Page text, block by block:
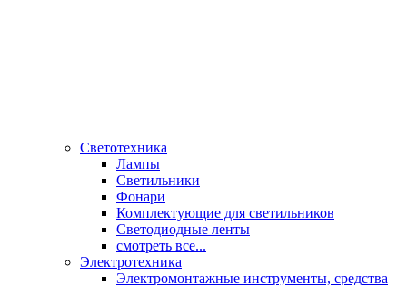
Светотехника
Лампы
Светильники
Фонари
Комплектующие для светильников
Светодиодные ленты
смотреть все...
Электротехника
Электромонтажные инструменты, средства